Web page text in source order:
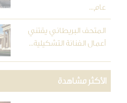
عام...
المتحف البريطاني يقتني
أعمال الفنانة التشكيلية...
الأكثر مشاهدة